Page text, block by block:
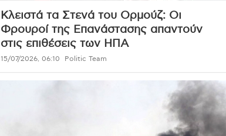
Κλειστά τα Στενά του Ορμούζ: Οι
Φρουροί της Επανάστασης απαντούν
στις επιθέσεις των ΗΠΑ
15/07/2026, 06:10 Politic Team